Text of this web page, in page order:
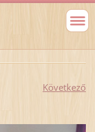
Következő